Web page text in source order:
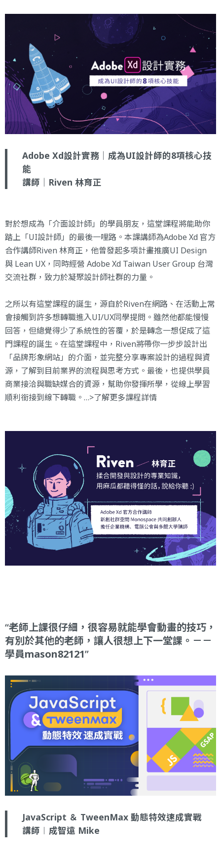
Adobe Xd設計實務｜成為UI設計師的8項核心技
能
講師｜Riven 林育正
對於想成為「介面設計師」的學員朋友，這堂課程將能助你
踏上「UI設計師」的最後一哩路。本課講師為Adobe Xd 官方
合作講師Riven 林育正，他曾發起多項計畫推廣UI Design
與 Lean UX，同時經營 Adobe Xd Taiwan User Group 台灣
交流社群，致力於凝聚設計師社群的力量。
之所以有這堂課程的誕生，源自於Riven在網路、在活動上常
會接觸到許多想轉職進入UI/UX同學提問。雖然他都能慢慢
回答，但總覺得少了系統性的答覆，於是轉念一想促成了這
門課程的誕生。在這堂課程中，Riven將帶你一步步設計出
「品牌形象網站」的介面，並完整分享專案設計的過程與資
源，了解到目前業界的流程與思考方式。最後，也提供學員
商業接洽與職缺媒合的資源，幫助你發揮所學，從線上學習
順利銜接到線下轉職。…>了解更多課程詳情
老師上課很仔細，很容易就能學會動畫的技巧，
有別於其他的老師，讓人很想上下一堂課。－－
學員mason82121
JavaScript ＆ TweenMax 動態特效速成實戰
講師︱成智遠 Mike